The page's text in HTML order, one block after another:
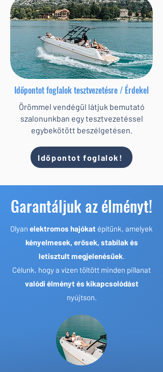
Időpontot foglalok tesztvezetésre / Érdekel
Örömmel vendégül látjuk bemutató
szalonunkban egy tesztvezetéssel
egybekötött beszélgetésen.
Időpontot foglalok!
Garantáljuk az élményt!
Olyan elektromos hajókat építünk, amelyek
kényelmesek, erősek, stabilak és
letisztult megjelenésűek.
Célunk, hogy a vízen töltött minden pillanat
valódi élményt és kikapcsolódást
nyújtson.